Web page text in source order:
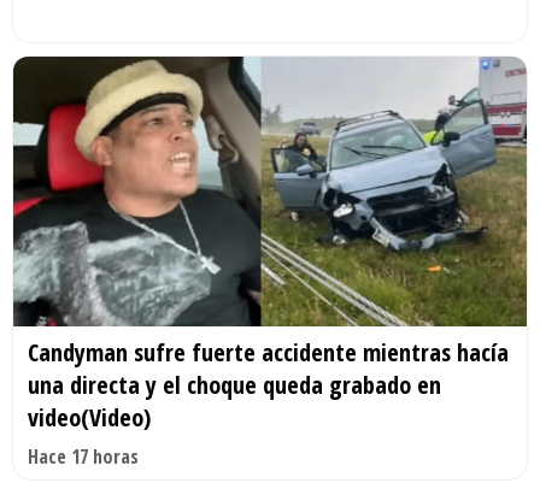
Candyman sufre fuerte accidente mientras hacía
una directa y el choque queda grabado en
video(Video)
Hace 17 horas